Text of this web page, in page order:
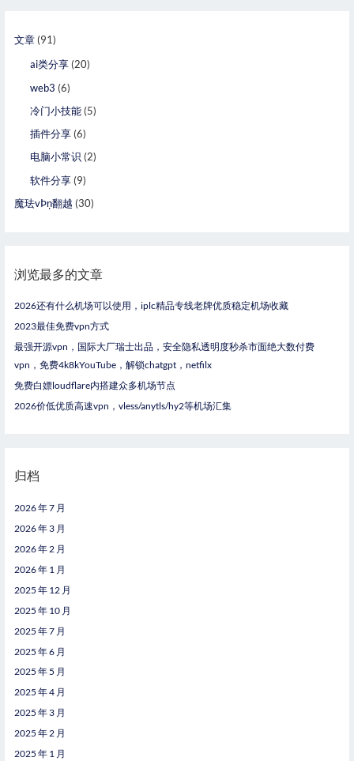
文章 (91)
ai类分享 (20)
web3 (6)
冷门小技能 (5)
插件分享 (6)
电脑小常识 (2)
软件分享 (9)
魔珐vÞņ翻越 (30)
浏览最多的文章
2026还有什么机场可以使用，iplc精品专线老牌优质稳定机场收藏
2023最佳免费vpn方式
最强开源vpn，国际大厂瑞士出品，安全隐私透明度秒杀市面绝大数付费
vpn，免费4k8kYouTube，解锁chatgpt，netfilx
免费白嫖loudflare内搭建众多机场节点
2026价低优质高速vpn，vless/anytls/hy2等机场汇集
归档
2026 年 7 月
2026 年 3 月
2026 年 2 月
2026 年 1 月
2025 年 12 月
2025 年 10 月
2025 年 7 月
2025 年 6 月
2025 年 5 月
2025 年 4 月
2025 年 3 月
2025 年 2 月
2025 年 1 月